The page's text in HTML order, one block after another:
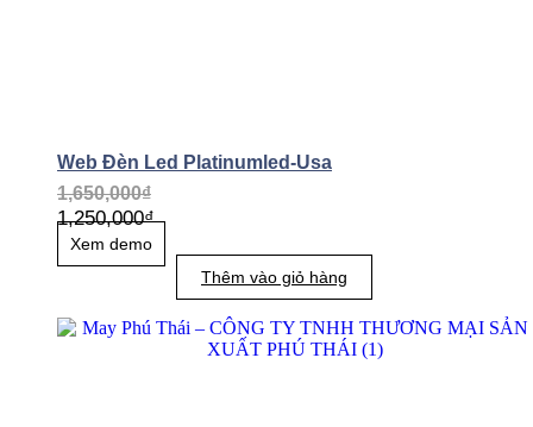
Web Đèn Led Platinumled-Usa
1,650,000₫
1,250,000₫
Xem demo
Thêm vào giỏ hàng